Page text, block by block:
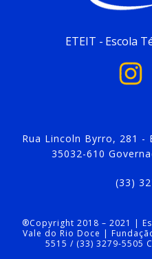
ETEIT - Escola
Rua Lincoln Byrro, 281 -
35032-610
(33)
®Copyright 2018 – 2021 |
Vale do Rio Doce |
5515 / (33) 3279-5505